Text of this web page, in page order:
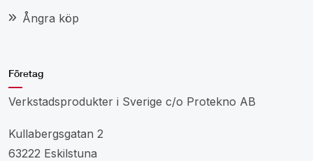
Ångra köp
Företag
Verkstadsprodukter i Sverige c/o Protekno AB
Kullabergsgatan 2
63222 Eskilstuna